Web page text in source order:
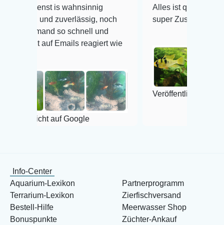
is wahnsinnig
zuverlässig, noch
so schnell und
Emails reagiert wie
auf Google
Alles ist quick lebendig und im
super Zustand. Gerne wieder 😃
Veröffentlicht auf Google
Info-Center
Aquarium-Lexikon
Terrarium-Lexikon
Bestell-Hilfe
Bonuspunkte
Partnerprogramm
Zierfischversand
Meerwasser Shop
Züchter-Ankauf